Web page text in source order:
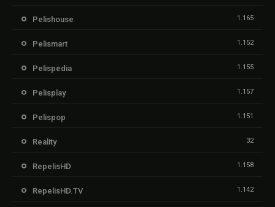
Pelishouse 1.165
Pelismart 1.152
Pelispedia 1.155
Pelisplay 1.157
Pelispop 1.151
Reality 32
RepelisHD 1.158
RepelisHD.TV 1.142